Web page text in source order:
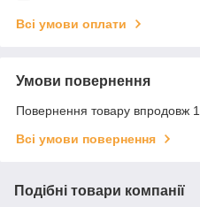
Всі умови оплати
Умови повернення
Повернення товару впродовж
Всі умови повернення
Подібні товари компанії